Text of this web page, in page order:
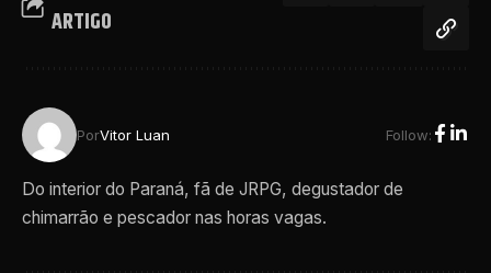
ARTIGO
PorVitor Luan Follow:
Do interior do Paraná, fã de JRPG, degustador de
chimarrão e pescador nas horas vagas.